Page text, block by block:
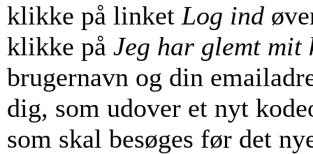
klikke på linket Log ind
klikke på Jeg har glemt mit
brugernavn og din
dig, som udover et nyt
som skal besøges før det